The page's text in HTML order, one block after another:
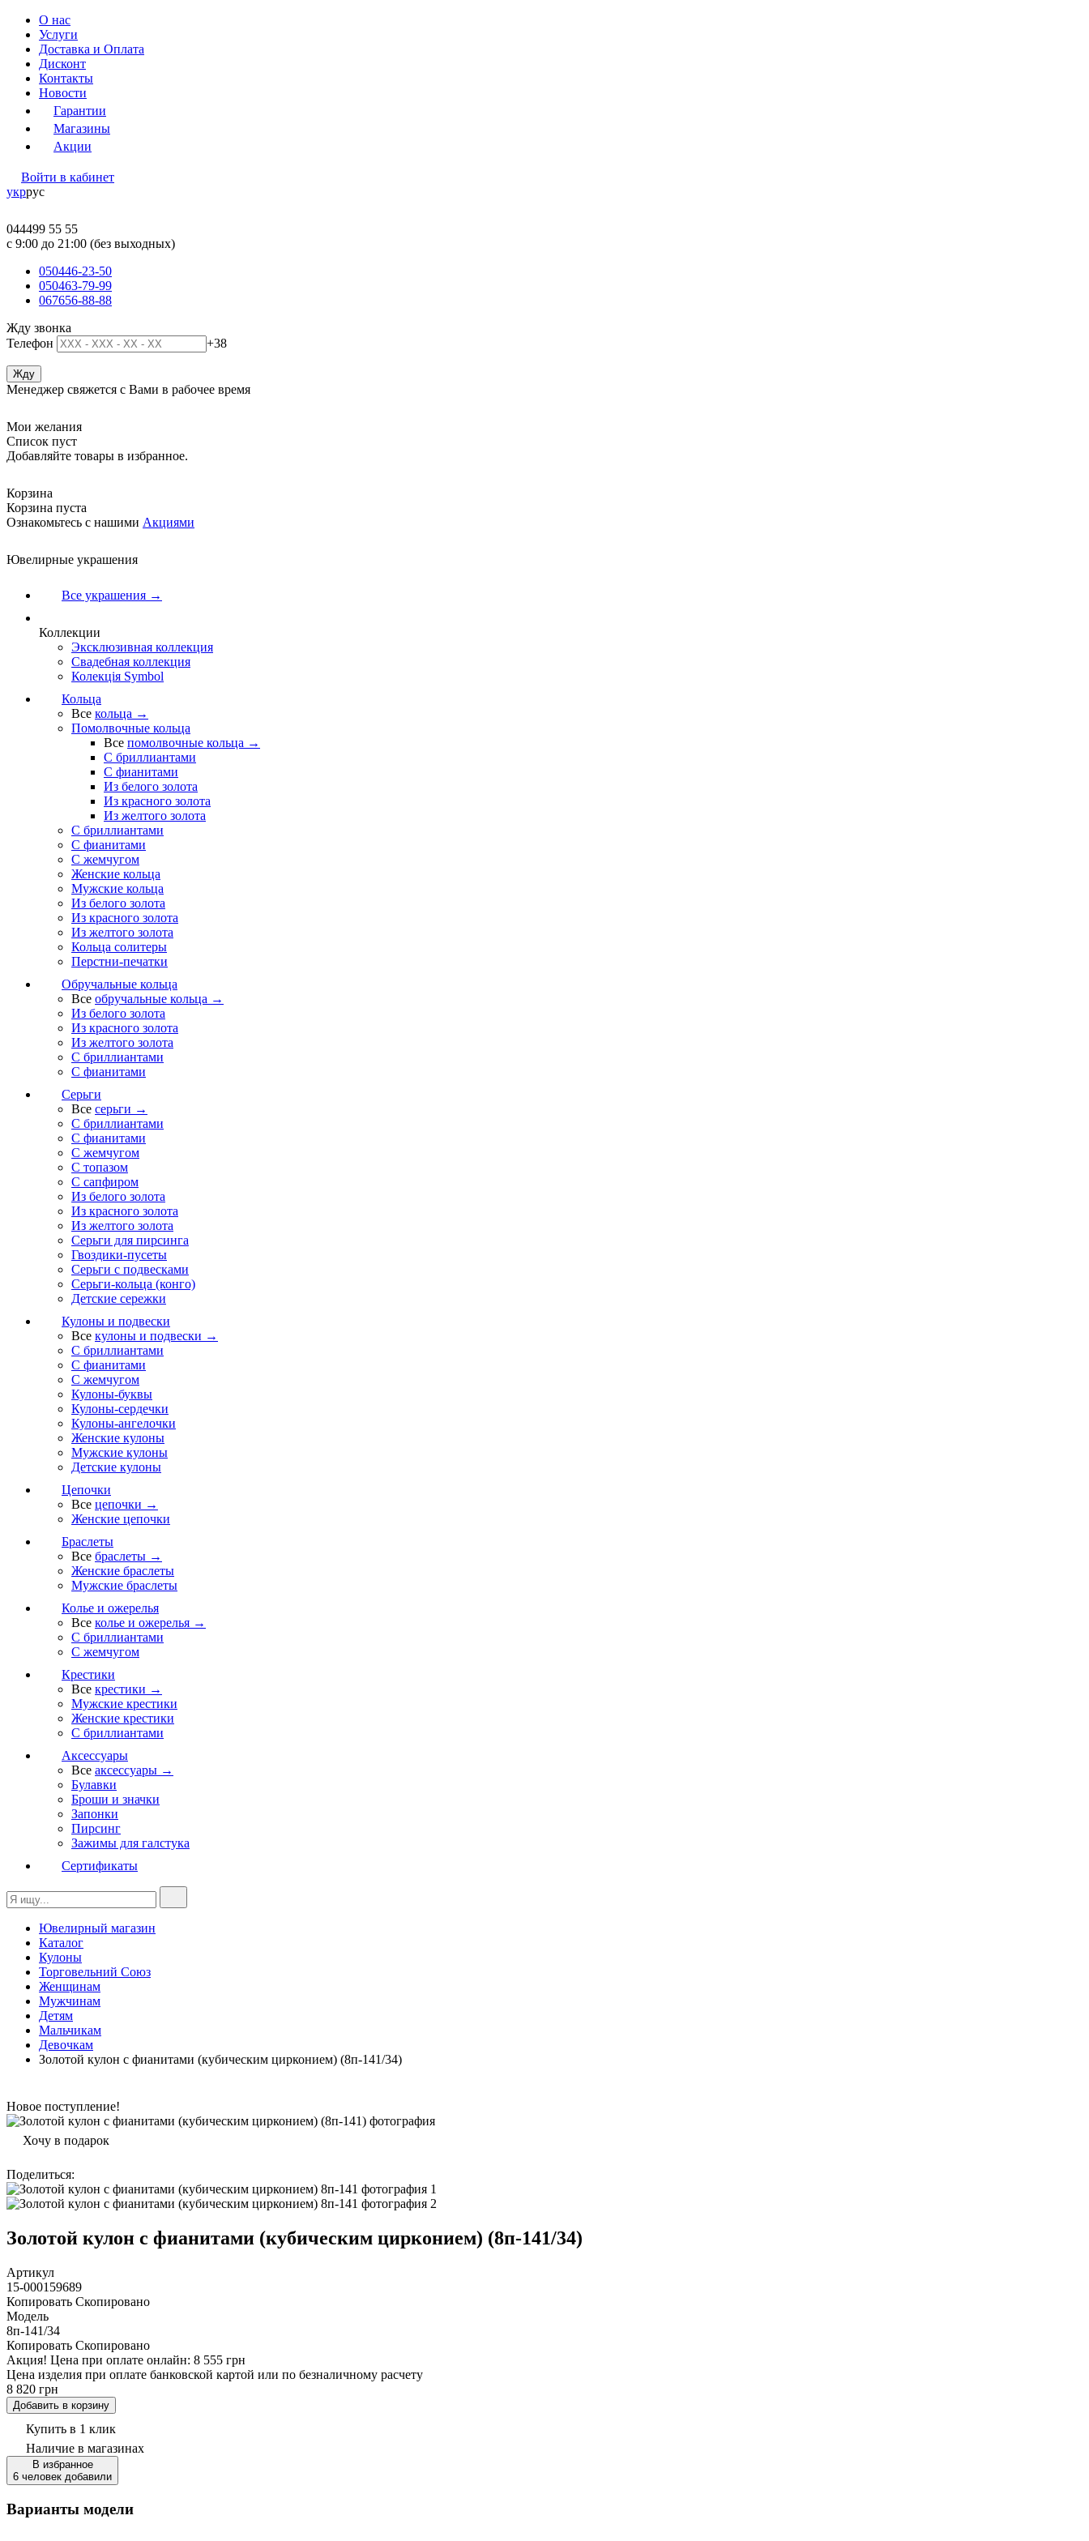
О нас
Услуги
Доставка и Оплата
Дисконт
Контакты
Новости
Гарантии
Магазины
Акции
Войти в кабинет
укррус
044499 55 55
c 9:00 до 21:00 (без выходных)
050446-23-50
050463-79-99
067656-88-88
Жду звонка
Телефон
+38
Менеджер свяжется с Вами в рабочее время
Мои желания
Список пуст
Добавляйте товары в избранное.
Корзина
Корзина пуста
Ознакомьтесь с нашими Акциями
Ювелирные украшения
Все украшения →
Коллекции
Эксклюзивная коллекция
Свадебная коллекция
Колекція Symbol
Кольца
Все кольца →
Помолвочные кольца
Все помолвочные кольца →
С бриллиантами
С фианитами
Из белого золота
Из красного золота
Из желтого золота
С бриллиантами
С фианитами
С жемчугом
Женские кольца
Мужские кольца
Из белого золота
Из красного золота
Из желтого золота
Кольца солитеры
Перстни-печатки
Обручальные кольца
Все обручальные кольца →
Из белого золота
Из красного золота
Из желтого золота
С бриллиантами
С фианитами
Серьги
Все серьги →
С бриллиантами
С фианитами
С жемчугом
С топазом
С сапфиром
Из белого золота
Из красного золота
Из желтого золота
Серьги для пирсинга
Гвоздики-пусеты
Серьги с подвесками
Серьги-кольца (конго)
Детские сережки
Кулоны и подвески
Все кулоны и подвески →
С бриллиантами
С фианитами
С жемчугом
Кулоны-буквы
Кулоны-сердечки
Кулоны-ангелочки
Женские кулоны
Мужские кулоны
Детские кулоны
Цепочки
Все цепочки →
Женские цепочки
Браслеты
Все браслеты →
Женские браслеты
Мужские браслеты
Колье и ожерелья
Все колье и ожерелья →
С бриллиантами
С жемчугом
Крестики
Все крестики →
Мужские крестики
Женские крестики
С бриллиантами
Аксессуары
Все аксессуары →
Булавки
Броши и значки
Запонки
Пирсинг
Зажимы для галстука
Сертификаты
Ювелирный магазин
Каталог
Кулоны
Торговельний Союз
Женщинам
Мужчинам
Детям
Мальчикам
Девочкам
Золотой кулон с фианитами (кубическим цирконием) (8п-141/34)
Новое поступление!
Хочу в подарок
Поделиться:
Золотой кулон с фианитами (кубическим цирконием) (8п-141/34)
Артикул
15-000159689
Копировать Скопировано
Модель
8п-141/34
Копировать Скопировано
Акция! Цена при оплате онлайн: 8 555 грн
Цена изделия при оплате банковской картой или по безналичному расчету
8 820 грн
Добавить в корзину
Купить в 1 клик
Наличие в магазинах
В избранное
6 человек добавили
Варианты модели